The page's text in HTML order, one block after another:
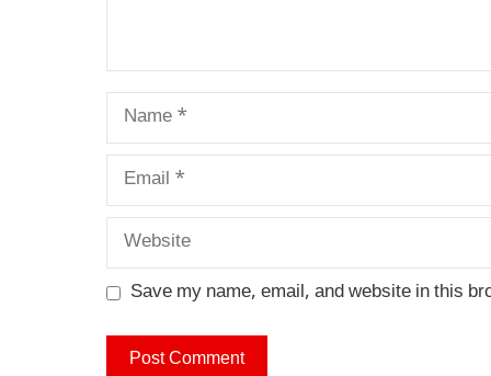
Name
Email
Website
Save my name, email, and website in this